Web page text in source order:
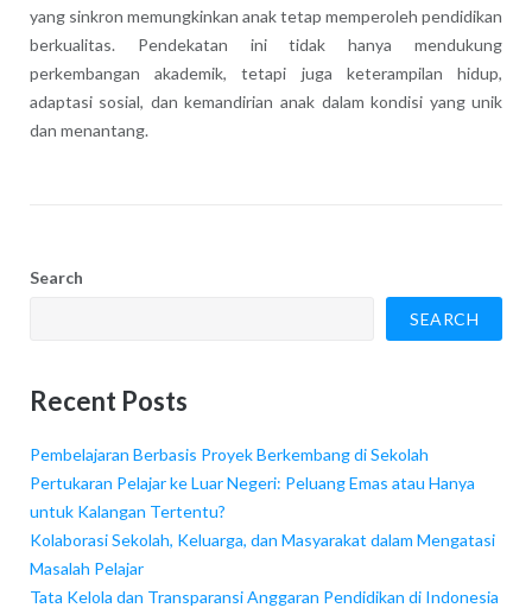
yang sinkron memungkinkan anak tetap memperoleh pendidikan
berkualitas. Pendekatan ini tidak hanya mendukung
perkembangan akademik, tetapi juga keterampilan hidup,
adaptasi sosial, dan kemandirian anak dalam kondisi yang unik
dan menantang.
Search
SEARCH
Recent Posts
Pembelajaran Berbasis Proyek Berkembang di Sekolah
Pertukaran Pelajar ke Luar Negeri: Peluang Emas atau Hanya
untuk Kalangan Tertentu?
Kolaborasi Sekolah, Keluarga, dan Masyarakat dalam Mengatasi
Masalah Pelajar
Tata Kelola dan Transparansi Anggaran Pendidikan di Indonesia